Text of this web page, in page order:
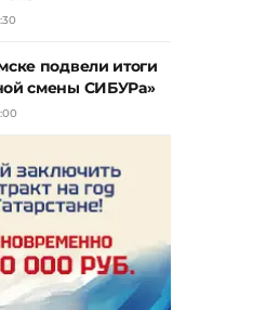
подвели итоги
смены СИБУРа»